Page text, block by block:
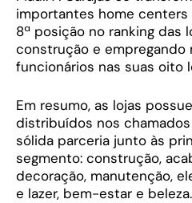
importantes home centers
8ª posição no ranking das
construção e empregando
funcionários nas suas oito
Em resumo, as lojas
distribuídos nos
sólida parceria junto às
segmento: construção,
decoração, manutenção,
e lazer, bem-estar e beleza.